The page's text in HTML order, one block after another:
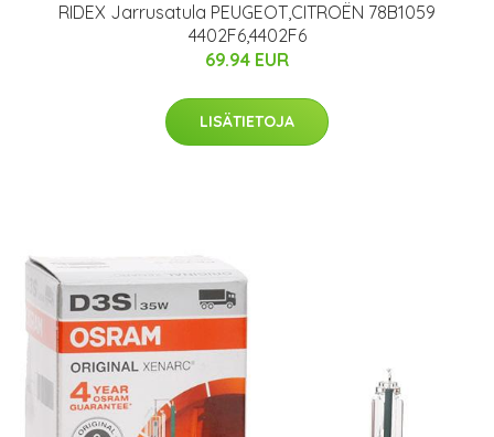
RIDEX Jarrusatula PEUGEOT,CITROËN 78B1059
4402F6,4402F6
69.94 EUR
LISÄTIETOJA